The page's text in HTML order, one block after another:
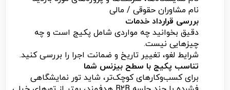
نام مشاوران حقوقی / مالی
بررسی قرارداد خدمات
دقیق بخوانید چه مواردی شامل پکیج است و چه
چیزهایی نیست.
شرایط لغو، تغییر تاریخ و ضمانت اجرا را بررسی کنید.
تناسب پکیج با سطح بیزنس شما
برای کسب‌وکارهای کوچک‌تر، شاید تور نمایشگاهی